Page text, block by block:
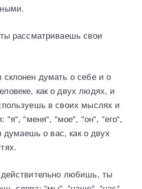
рассматриваешь свои
думать о себе и о
как о двух людях, и
в своих мыслях и
“меня“, “мое“, “он“, “его“,
думаешь о вас, как о двух
любишь, ты